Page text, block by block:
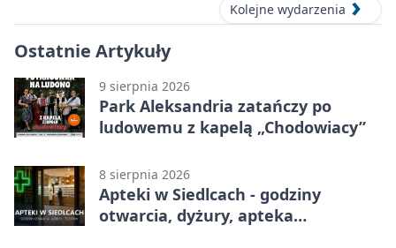
Kolejne wydarzenia
Ostatnie Artykuły
9 sierpnia 2026
Park Aleksandria zatańczy po
ludowemu z kapelą „Chodowiacy”
8 sierpnia 2026
Apteki w Siedlcach - godziny
otwarcia, dyżury, apteka